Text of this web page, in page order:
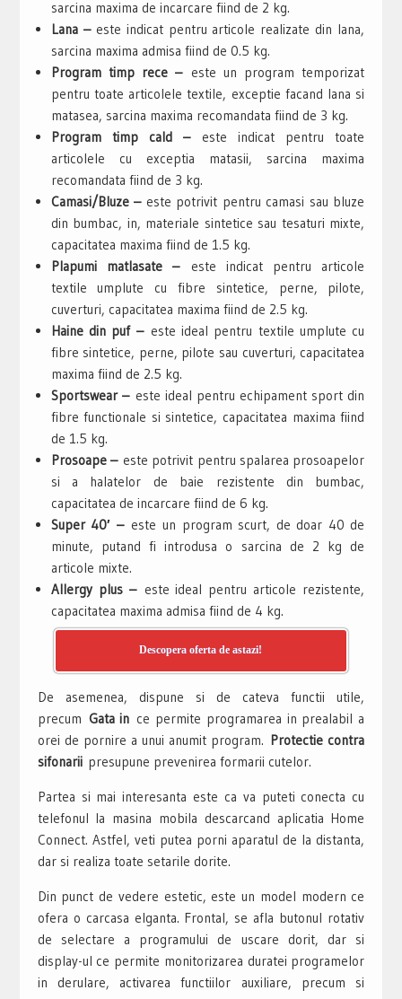
sarcina maxima de incarcare fiind de 2 kg.
Lana –este indicat pentru articole realizate din lana,
sarcina maxima admisa fiind de 0.5 kg.
Program timp rece – este un program temporizat
pentru toate articolele textile, exceptie facand lana si
matasea, sarcina maxima recomandata fiind de 3 kg.
Program timp cald –este indicat pentru toate
articolele cu exceptia matasii, sarcina maxima
recomandata fiind de 3 kg.
Camasi/Bluze –este potrivit pentru camasi sau bluze
din bumbac, in, materiale sintetice sau tesaturi mixte,
capacitatea maxima fiind de 1.5 kg.
Plapumi matlasate – este indicat pentru articole
textile umplute cu fibre sintetice, perne, pilote,
cuverturi, capacitatea maxima fiind de 2.5 kg.
Haine din puf – este ideal pentru textile umplute cu
fibre sintetice, perne, pilote sau cuverturi, capacitatea
maxima fiind de 2.5 kg.
Sportswear – este ideal pentru echipament sport din
fibre functionale si sintetice, capacitatea maxima fiind
de 1.5 kg.
Prosoape – este potrivit pentru spalarea prosoapelor
si a halatelor de baie rezistente din bumbac,
capacitatea de incarcare fiind de 6 kg.
Super 40′ – este un program scurt, de doar 40 de
minute, putand fi introdusa o sarcina de 2 kg de
articole mixte.
Allergy plus – este ideal pentru articole rezistente,
capacitatea maxima admisa fiind de 4 kg.
Descopera oferta de astazi!
De asemenea, dispune si de cateva functii utile,
precum Gata in ce permite programarea in prealabil a
orei de pornire a unui anumit program. Protectie contra
sifonarii presupune prevenirea formarii cutelor.
Partea si mai interesanta este ca va puteti conecta cu
telefonul la masina mobila descarcand aplicatia Home
Connect. Astfel, veti putea porni aparatul de la distanta,
dar si realiza toate setarile dorite.
Din punct de vedere estetic, este un model modern ce
ofera o carcasa elganta. Frontal, se afla butonul rotativ
de selectare a programului de uscare dorit, dar si
display-ul ce permite monitorizarea duratei programelor
in derulare, activarea functiilor auxiliare, precum si